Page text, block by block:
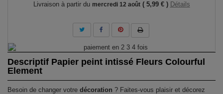
Livraison à partir du mercredi 12 août ( 5,99 € ) Détails
Descriptif Papier peint intissé Fleurs Colourful
Element
Besoin de changer votre décoration ? Faites-vous plaisir et décorez